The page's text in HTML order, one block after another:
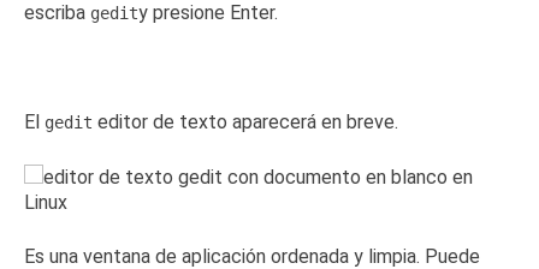
escriba gedity presione Enter.
El gedit editor de texto aparecerá en breve.
Es una ventana de aplicación ordenada y limpia. Puede